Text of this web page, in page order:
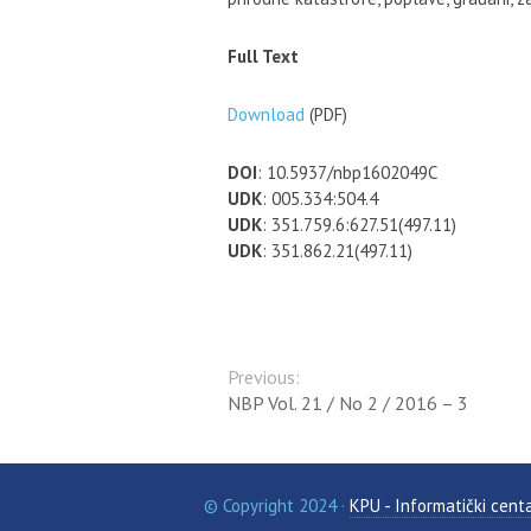
Full Text
Download (PDF)
DOI: 10.5937/nbp1602049C
UDK: 005.334:504.4
UDK: 351.759.6:627.51(497.11)
UDK: 351.862.21(497.11)
Previous:
NBP Vol. 21 / No 2 / 2016 – 3
© Copyright 2024 · KPU - Informatički